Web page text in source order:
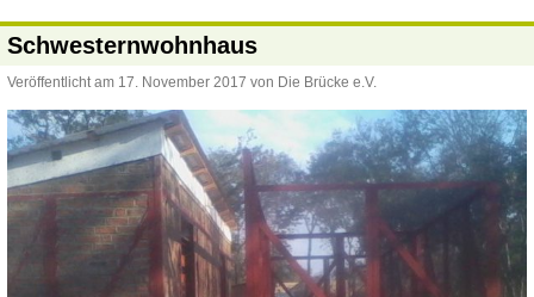
Schwesternwohnhaus
Veröffentlicht am 17. November 2017 von Die Brücke e.V.